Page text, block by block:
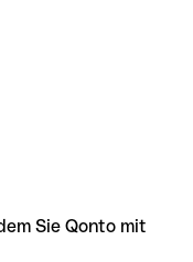
Sie Qonto mit